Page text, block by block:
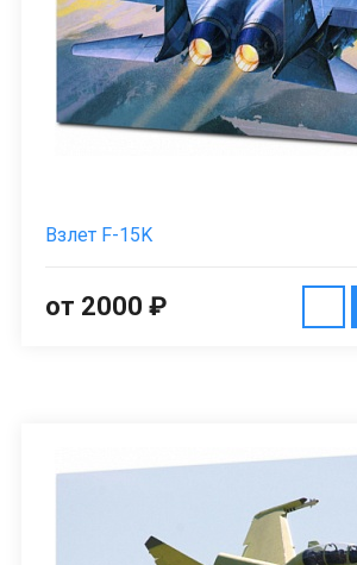
Взлет F-15K
от 2000 ₽